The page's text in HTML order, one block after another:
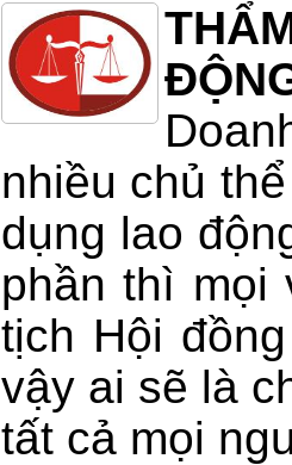
nhiều chủ
dụng lao
phần thì mọi
tịch Hội
vậy ai sẽ là
tất cả mọi